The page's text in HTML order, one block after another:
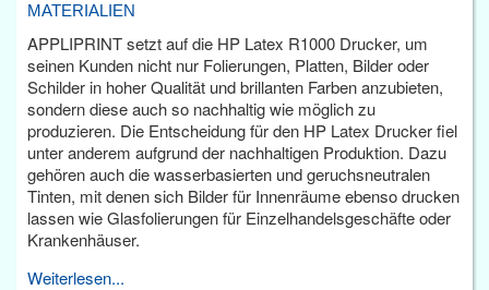
MATERIALIEN
APPLIPRINT setzt auf die HP Latex R1000 Drucker, um
seinen Kunden nicht nur Folierungen, Platten, Bilder oder
Schilder in hoher Qualität und brillanten Farben anzubieten,
sondern diese auch so nachhaltig wie möglich zu
produzieren. Die Entscheidung für den HP Latex Drucker fiel
unter anderem aufgrund der nachhaltigen Produktion. Dazu
gehören auch die wasserbasierten und geruchsneutralen
Tinten, mit denen sich Bilder für Innenräume ebenso drucken
lassen wie Glasfolierungen für Einzelhandelsgeschäfte oder
Krankenhäuser.
Weiterlesen...